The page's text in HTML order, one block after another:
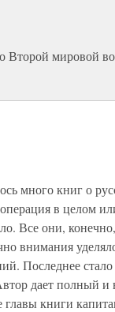
Второй мировой
много книг о
в целом
Все они,
внимания
Последнее
дает полный и
главы книги